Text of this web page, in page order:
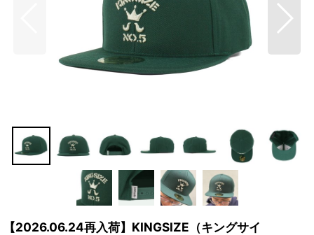
【2026.06.24再入荷】KINGSIZE（キングサイ